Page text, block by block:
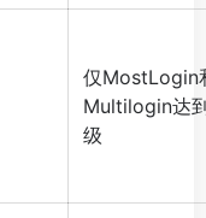
仅MostLogin
Multilogin达
级